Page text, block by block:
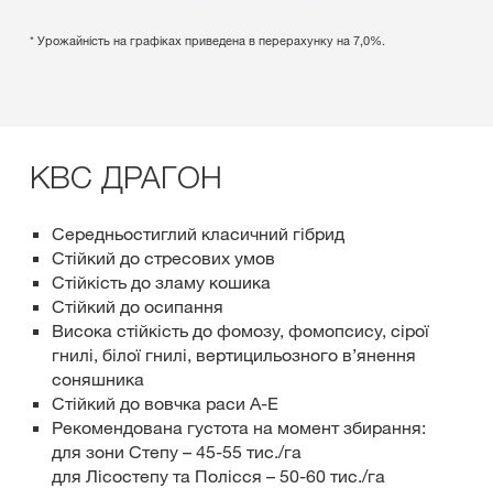
* Урожайність на графіках приведена в перерахунку на 7,0%.
КВС ДРАГОН
Середньостиглий класичний гібрид
Стійкий до стресових умов
Стійкість до зламу кошика
Стійкий до осипання
Висока стійкість до фомозу, фомопсису, сірої
гнилі, білої гнилі, вертицильозного в’янення
соняшника
Стійкий до вовчка раси А-Е
Рекомендована густота на момент збирання:
для зони Степу – 45-55 тис./га
для Лісостепу та Полісся – 50-60 тис./га